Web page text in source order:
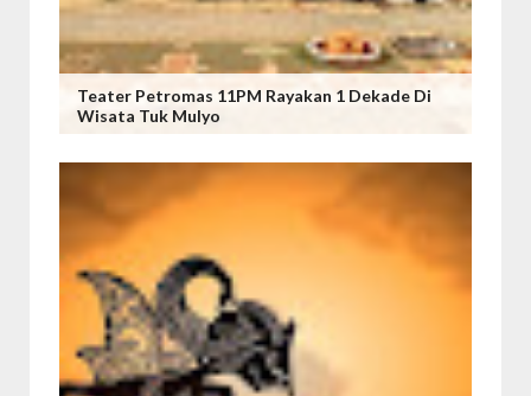
Teater Petromas 11PM Rayakan 1 Dekade Di
Wisata Tuk Mulyo